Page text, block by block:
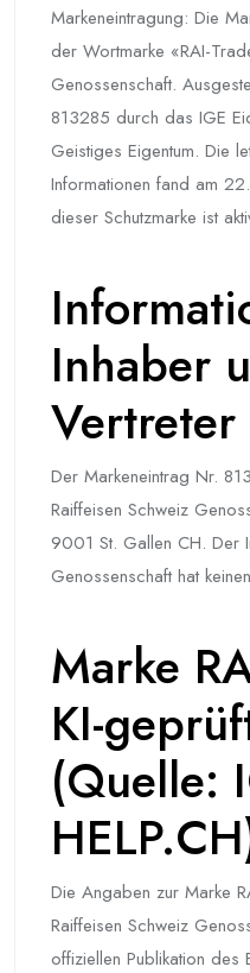
Markeneintragung: Die
der Wortmarke «RAI-
Genossenschaft.
813285 durch das IGE
Geistiges Eigentum. Die
Informationen fand am
dieser Schutzmarke ist
Inhaber
Vertreter
Der Markeneintrag Nr.
Raiffeisen Schweiz
9001 St. Gallen CH. Der
Genossenschaft hat
Marke
KI-
(Quelle:
Die Angaben zur Marke
Raiffeisen Schweiz
offiziellen Publikation des